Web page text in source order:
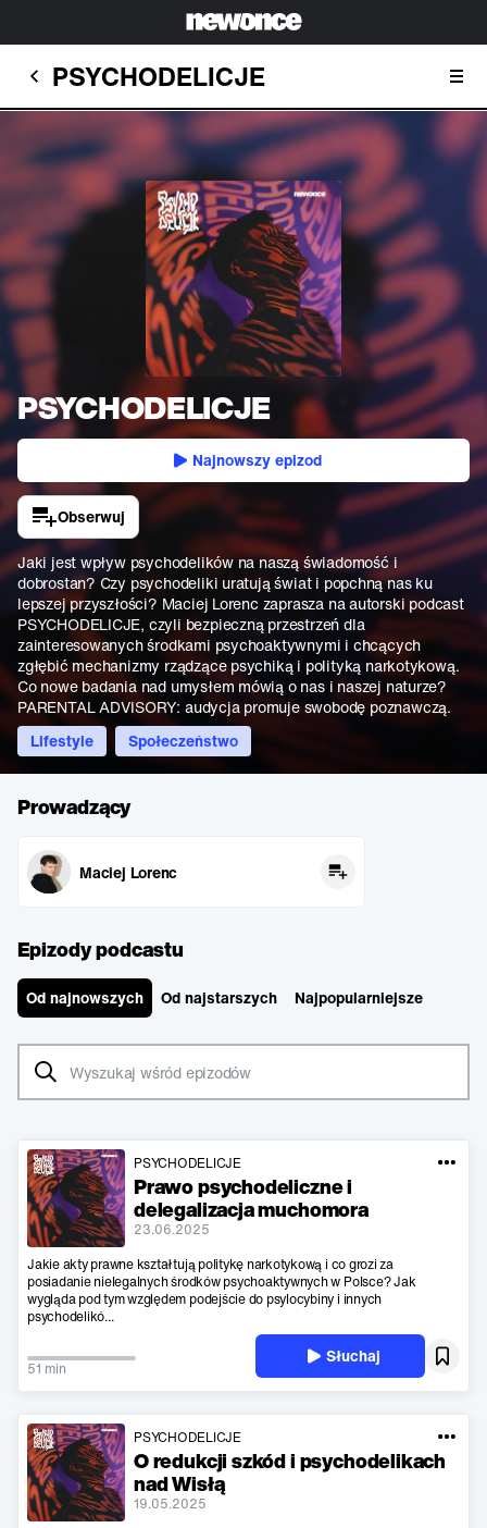
PSYCHODELICJE
PSYCHODELICJE
Najnowszy epizod
Obserwuj
Jaki jest wpływ psychodelików na naszą świadomość i
dobrostan? Czy psychodeliki uratują świat i popchną nas ku
lepszej przyszłości? Maciej Lorenc zaprasza na autorski podcast
PSYCHODELICJE, czyli bezpieczną przestrzeń dla
zainteresowanych środkami psychoaktywnymi i chcących
zgłębić mechanizmy rządzące psychiką i polityką narkotykową.
Co nowe badania nad umysłem mówią o nas i naszej naturze?
PARENTAL ADVISORY: audycja promuje swobodę poznawczą.
Lifestyle
Społeczeństwo
Epizody podcastu
Od najnowszych Od najstarszych Najpopularniejsze
PSYCHODELICJE
Prawo psychodeliczne i
delegalizacja muchomora
23.06.2025
Jakie akty prawne kształtują politykę narkotykową i co grozi za
posiadanie nielegalnych środków psychoaktywnych w Polsce? Jak
wygląda pod tym względem podejście do psylocybiny i innych
psychodelikó...
51 min
Słuchaj
PSYCHODELICJE
O redukcji szkód i psychodelikach
nad Wisłą
19.05.2025
Prowadzący
Maciej Lorenc